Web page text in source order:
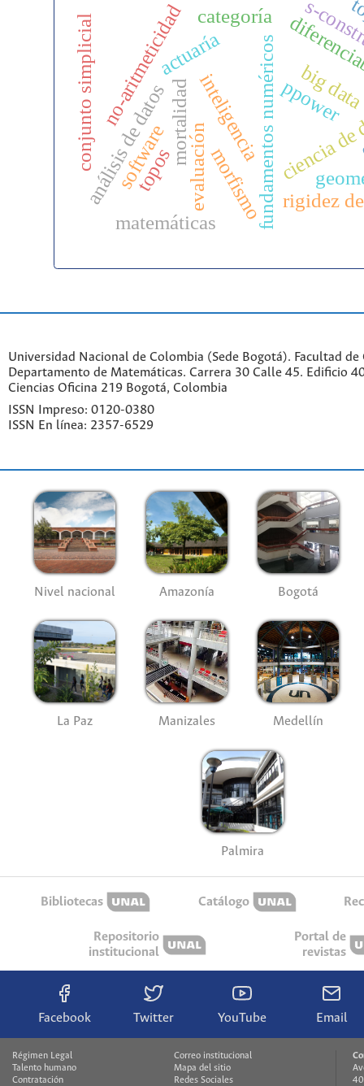
mortalidad
actuaría fundamentos numéricos
evaluación ciencia
análisis de datos inteligencia
software
big
ppower
conjunto simplicial s-
no-aritmeticidad categoría
morfismo rigidez
topos
matemáticas
Universidad Nacional de Colombia (Sede Bogotá). Facultad de
Departamento de Matemáticas. Carrera 30 Calle 45. Edificio
Ciencias Oficina 219 Bogotá, Colombia
ISSN Impreso: 0120-0380
ISSN En línea: 2357-6529
Nivel nacional Amazonía Bogotá
La Paz Manizales Medellín
Palmira
Bibliotecas Catálogo
Repositorio
institucional
Portal de
revistas
Facebook Twitter YouTube Email
Régimen Legal
Talento humano
Contratación
Correo institucional
Mapa del sitio
Redes Sociales